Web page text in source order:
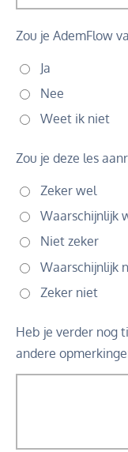
Zou je AdemFlow
Ja
Nee
Weet ik niet
Zou je deze les
Zeker wel
Waarschijnlijk
Niet zeker
Waarschijnlijk
Zeker niet
Heb je verder nog
andere